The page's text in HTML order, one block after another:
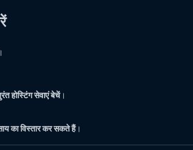
होस्टिंग सेवाएं बेचें।
का विस्तार कर सकते हैं।